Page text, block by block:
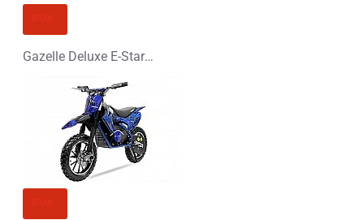
Gazelle Deluxe E-Start 50cc Mini Cross